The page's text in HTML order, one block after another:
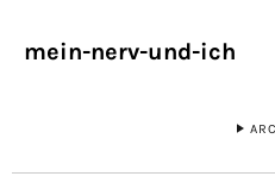
mein-nerv-und-ich